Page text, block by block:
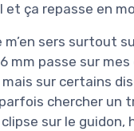
et ça repasse en
m’en sers surtout
mm passe sur
sur certains
chercher un
sur le guidon,